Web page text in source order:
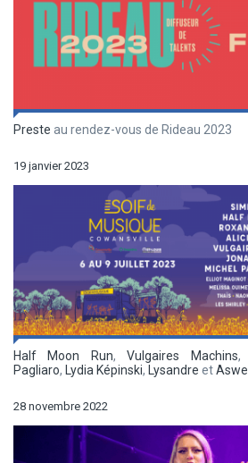
Preste au rendez-vous de Rideau 2023
19 janvier 2023
Half Moon Run,Vulgaires Machins,
Pagliaro, Lydia Képinski, Lysandre etAswell
28 novembre 2022